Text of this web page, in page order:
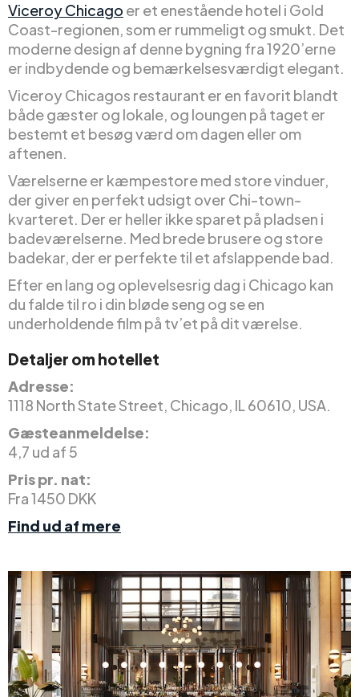
Viceroy Chicago er et enestående hotel i Gold
Coast-regionen, som er rummeligt og smukt. Det
moderne design af denne bygning fra 1920’erne
er indbydende og bemærkelsesværdigt elegant.
Viceroy Chicagos restaurant er en favorit blandt
både gæster og lokale, og loungen på taget er
bestemt et besøg værd om dagen eller om
aftenen.
Værelserne er kæmpestore med store vinduer,
der giver en perfekt udsigt over Chi-town-
kvarteret. Der er heller ikke sparet på pladsen i
badeværelserne. Med brede brusere og store
badekar, der er perfekte til et afslappende bad.
Efter en lang og oplevelsesrig dag i Chicago kan
du falde til ro i din bløde seng og se en
underholdende film på tv’et på dit værelse.
Detaljer om hotellet
Adresse:
1118 North State Street, Chicago, IL 60610, USA.
Gæsteanmeldelse:
4,7 ud af 5
Pris pr. nat:
Fra 1450 DKK
Find ud af mere